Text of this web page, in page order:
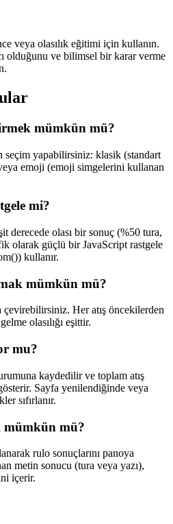
veya olasılık eğitimi için kullanın.
olduğunu ve bilimsel bir karar verme
mümkün mü?
seçim yapabilirsiniz: klasik (standart
emoji (emoji simgelerini kullanan
mi?
derecede olası bir sonuç (%50 tura,
olarak güçlü bir JavaScript rastgele
kullanır.
mümkün mü?
çevirebilirsiniz. Her atış öncekilerden
olasılığı eşittir.
mu?
kaydedilir ve toplam atış
gösterir. Sayfa yenilendiğinde veya
sıfırlanır.
mümkün mü?
rulo sonuçlarını panoya
metin sonucu (tura veya yazı),
içerir.